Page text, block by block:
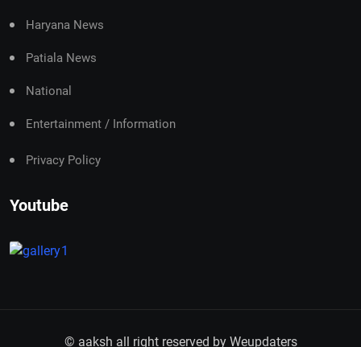
Haryana News
Patiala News
National
Entertainment / Information
Privacy Policy
Youtube
© aaksh all right reserved by Weupdaters